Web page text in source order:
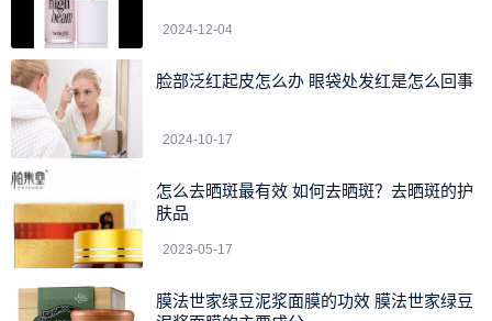
2024-12-04
脸部泛红起皮怎么办 眼袋处发红是怎么回事
2024-10-17
怎么去晒斑最有效 如何去晒斑？去晒斑的护
肤品
2023-05-17
膜法世家绿豆泥浆面膜的功效 膜法世家绿豆